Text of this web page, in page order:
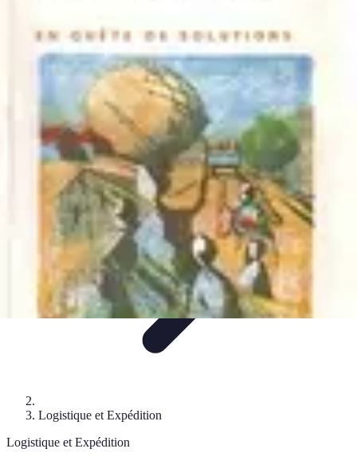
Fidélisation et expérience clientService ClientStratégies
marketingPlateformes e-commerceStratégies e-commerce
Ecommerçants France
Logistique et Expédition
Logistique et Expédition